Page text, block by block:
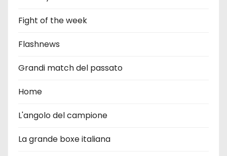
Fight of the week
Flashnews
Grandi match del passato
Home
L'angolo del campione
La grande boxe italiana